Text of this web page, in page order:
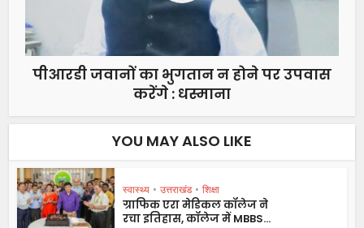
पीआरडी जवानों का भुगतान न होने पर उपवास
करेंगे : धस्माना
YOU MAY ALSO LIKE
स्वास्थ्य • उत्तराखंड • शिक्षा
ग्राफिक एरा मेडिकल कॉलेज ने
रचा इतिहास, कॉलेज में MBBS...